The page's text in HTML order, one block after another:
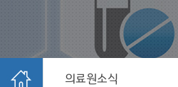
의료원소식